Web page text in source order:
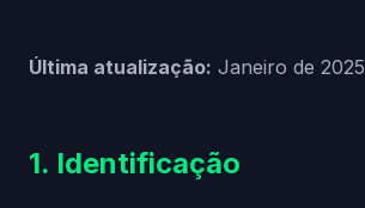
Última atualização: Janeiro de 2025
1. Identificação